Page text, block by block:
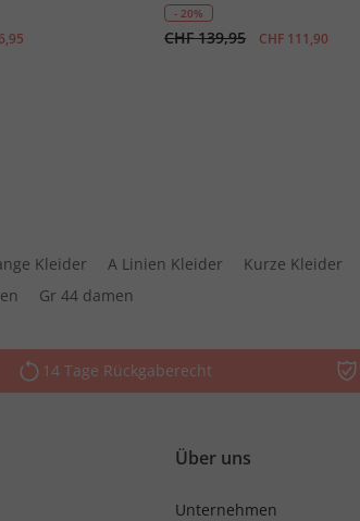
- 20%
CHF 139,95 CHF 111,90
Kleider A Linien Kleider Kurze Kleider
Gr 44 damen
14 Tage Rückgaberecht
Über uns
Unternehmen